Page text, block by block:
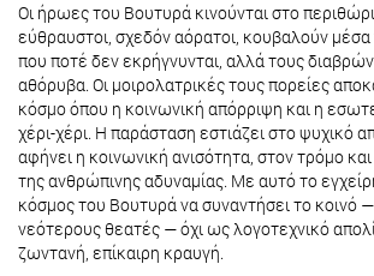
Οι ήρωες του Βουτυρά κινούνται στο
εύθραυστοι, σχεδόν αόρατοι, κουβαλούν
που ποτέ δεν εκρήγνυνται, αλλά τους
αθόρυβα. Οι μοιρολατρικές τους πορείες
κόσμο όπου η κοινωνική απόρριψη και η
χέρι-χέρι. Η παράσταση εστιάζει στο ψυχικό
αφήνει η κοινωνική ανισότητα, στον τρόμο
της ανθρώπινης αδυναμίας. Με αυτό το
κόσμος του Βουτυρά να συναντήσει το κοινό
νεότερους θεατές — όχι ως λογοτεχνικό
ζωντανή, επίκαιρη κραυγή.